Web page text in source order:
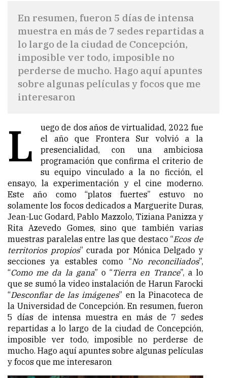
En resumen, fueron 5 días de intensa
muestra en más de 7 sedes repartidas a
lo largo de la ciudad de Concepción,
imposible ver todo, imposible no
perderse de mucho. Hago aquí apuntes
sobre algunas películas y focos que me
interesaron
L
uego de dos años de virtualidad, 2022 fue
el año que Frontera Sur volvió a la
presencialidad, con una ambiciosa
programación que confirma el criterio de
su equipo vinculado a la no ficción, el
ensayo, la experimentación y el cine moderno.
Este año como “platos fuertes” estuvo no
solamente los focos dedicados a Marguerite Duras,
Jean-Luc Godard, Pablo Mazzolo, Tiziana Panizza y
Rita Azevedo Gomes, sino que también varias
muestras paralelas entre las que destaco “Ecos de
territorios propios” curada por Mónica Delgado y
secciones ya estables como “No reconciliados”,
“Como me da la gana” o “Tierra en Trance”, a lo
que se sumó la video instalación de Harun Farocki
“Desconfiar de las imágenes” en la Pinacoteca de
la Universidad de Concepción. En resumen, fueron
5 días de intensa muestra en más de 7 sedes
repartidas a lo largo de la ciudad de Concepción,
imposible ver todo, imposible no perderse de
mucho. Hago aquí apuntes sobre algunas películas
y focos que me interesaron